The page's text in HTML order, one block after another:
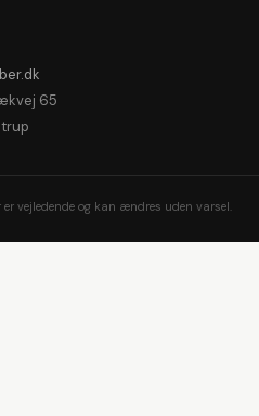
65
vejledende og kan ændres uden varsel.